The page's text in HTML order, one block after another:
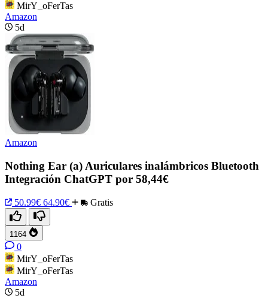
MirY_oFerTas
Amazon
5d
Amazon
Nothing Ear (a) Auriculares inalámbricos Bluetooth
Integración ChatGPT por 58,44€
50.99€ 64.90€ Gratis
1164
0
MirY_oFerTas
MirY_oFerTas
Amazon
5d